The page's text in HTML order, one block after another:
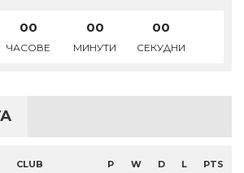
00
ЧАСОВЕ
00
МИНУТИ
00
СЕКУДНИ
CLUB P W D L PTS